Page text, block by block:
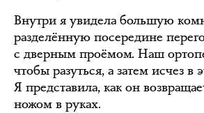
Внутри я увидела большую
разделённую посередине
с дверным проёмом. Наш
чтобы разуться, а затем исчез в
Я представила, как он
ножом в руках.